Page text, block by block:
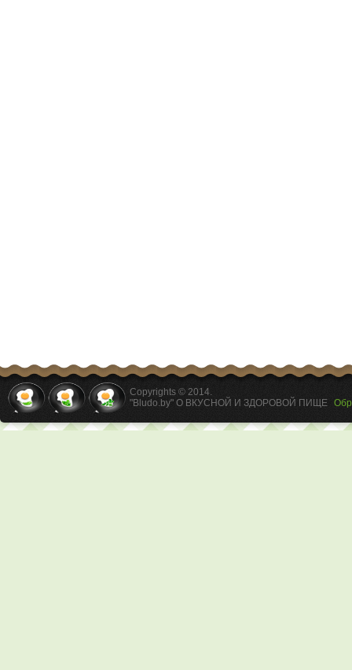
Copyrights © 2014.
"Bludo.by" О ВКУСНОЙ И ЗДОРОВОЙ ПИЩЕ